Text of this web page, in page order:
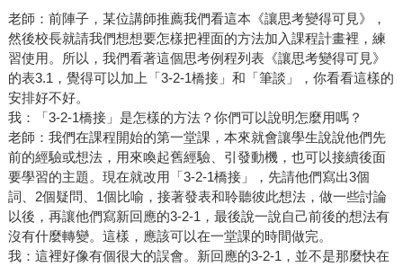
老師：前陣子，某位講師推薦我們看這本《讓思考變得可見》，
然後校長就請我們想想要怎樣把裡面的方法加入課程計畫裡，練
習使用。所以，我們看著這個思考例程列表《讓思考變得可見》
的表3.1，覺得可以加上「3-2-1橋接」和「筆談」，你看看這樣的
安排好不好。
我：「3-2-1橋接」是怎樣的方法？你們可以說明怎麼用嗎？
老師：我們在課程開始的第一堂課，本來就會讓學生說說他們先
前的經驗或想法，用來喚起舊經驗、引發動機，也可以接續後面
要學習的主題。現在就改用「3-2-1橋接」，先請他們寫出3個
詞、2個疑問、1個比喻，接著發表和聆聽彼此想法，做一些討論
以後，再讓他們寫新回應的3-2-1，最後說一說自己前後的想法有
沒有什麼轉變。這樣，應該可以在一堂課的時間做完。
我：這裡好像有個很大的誤會。新回應的3-2-1，並不是那麼快在